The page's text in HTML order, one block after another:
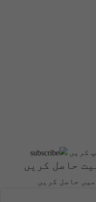
کریں
حاصل کریں
حاصل کریں